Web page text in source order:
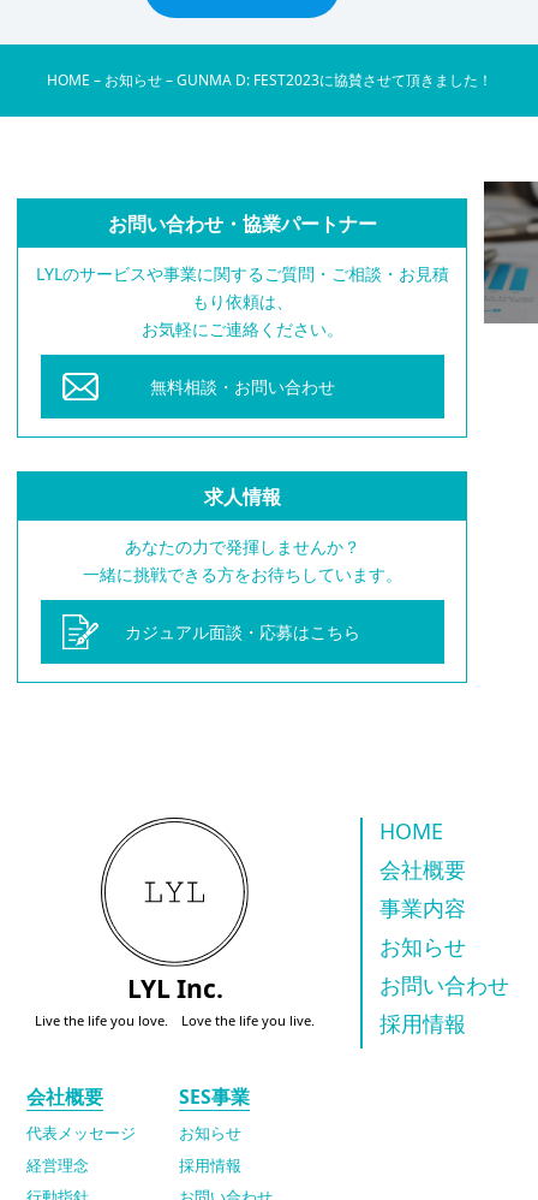
HOME – お知らせ –GUNMA D: FEST2023に協賛させて頂きました！
お問い合わせ・協業パートナー
LYLのサービスや事業に関するご質問・ご相談・お見積
もり依頼は、
お気軽にご連絡ください。
無料相談・お問い合わせ
求人情報
あなたの力で発揮しませんか？
一緒に挑戦できる方をお待ちしています。
カジュアル面談・応募はこちら
LYL Inc.
Live the life you love. Love the life you live.
HOME
会社概要
事業内容
お知らせ
お問い合わせ
採用情報
会社概要
代表メッセージ
経営理念
SES事業
お知らせ
採用情報